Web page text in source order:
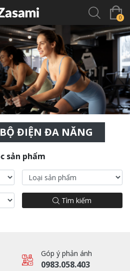
0
ĐIỆN ĐA NĂNG
sản phẩm
Tìm kiếm
Góp ý phản ánh
0983.058.403